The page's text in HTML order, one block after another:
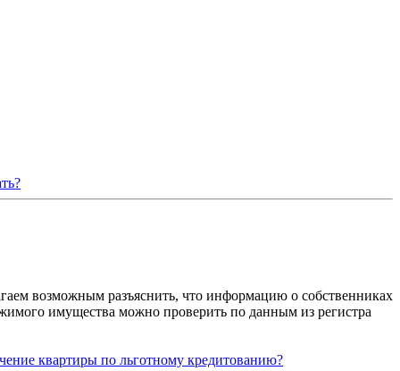
возможным разъяснить, что информацию о собственниках
имущества можно проверить по данным из регистра
квартиры по льготному кредитованию?